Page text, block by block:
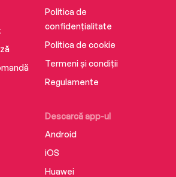
Descarcă app-ul
Android
iOS
Huawei
Politica de
confidențialitate
Politica de cookie
Termeni și condiții
Regulamente